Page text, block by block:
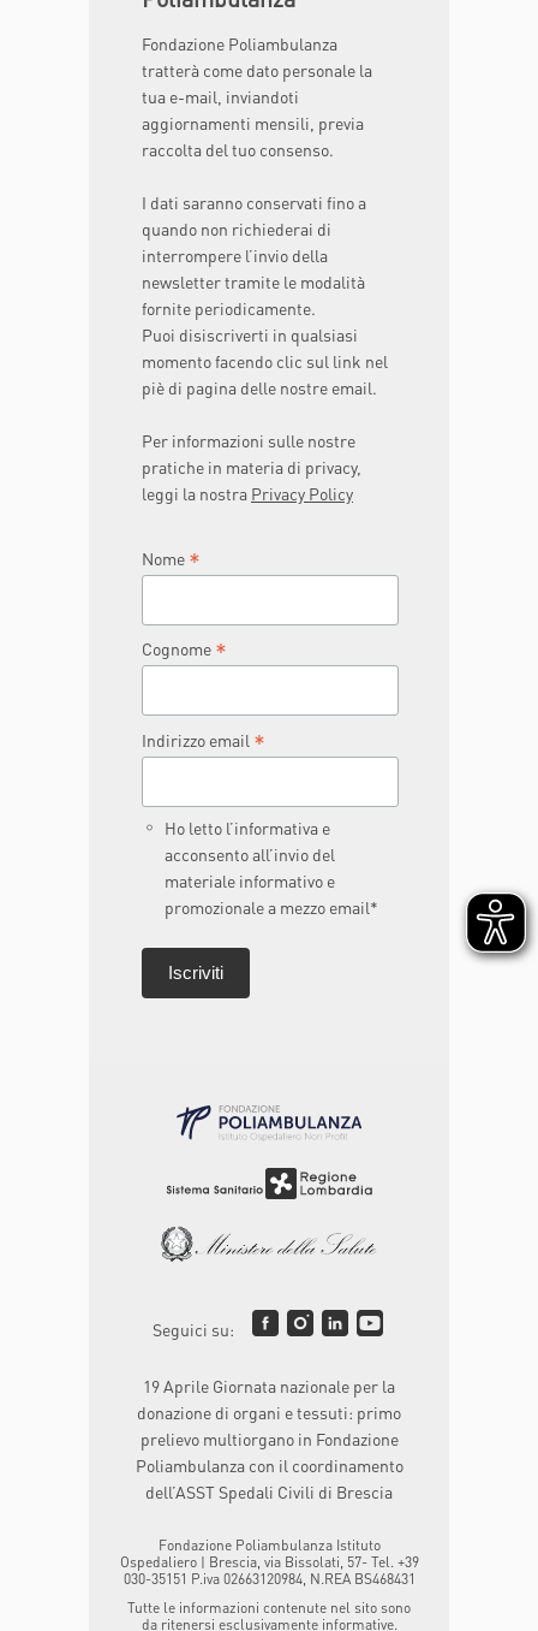
Fondazione Poliambulanza
tratterà come dato personale la
tua e-mail, inviandoti
aggiornamenti mensili, previa
raccolta del tuo consenso.
I dati saranno conservati fino a
quando non richiederai di
interrompere l’invio della
newsletter tramite le modalità
fornite periodicamente.
Puoi disiscriverti in qualsiasi
momento facendo clic sul link nel
piè di pagina delle nostre email.
Per informazioni sulle nostre
pratiche in materia di privacy,
leggi la nostra Privacy Policy
Nome *
Cognome *
Indirizzo email *
Ho letto l’informativa e
acconsento all’invio del
materiale informativo e
promozionale a mezzo email*
Seguici su:
19 Aprile Giornata nazionale per la
donazione di organi e tessuti: primo
prelievo multiorgano in Fondazione
Poliambulanza con il coordinamento
dell’ASST Spedali Civili di Brescia
Fondazione Poliambulanza Istituto
Ospedaliero | Brescia, via Bissolati, 57- Tel. +39
030-35151 P.iva 02663120984, N.REA BS468431
Tutte le informazioni contenute nel sito sono
da ritenersi esclusivamente informative.